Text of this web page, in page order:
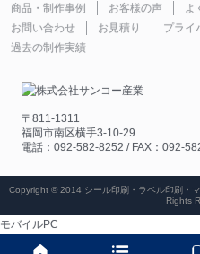
商品・制作事例
お客様の声 よ
お問い合わせ
お見積り プライ
過去の制作実績
〒811-1311
福岡市南区横手3-10-29
電話：092-582-8252 / FAX：092-
Copyright © 2014 シール印刷・ラベル印刷・
Rights
モバイルPC